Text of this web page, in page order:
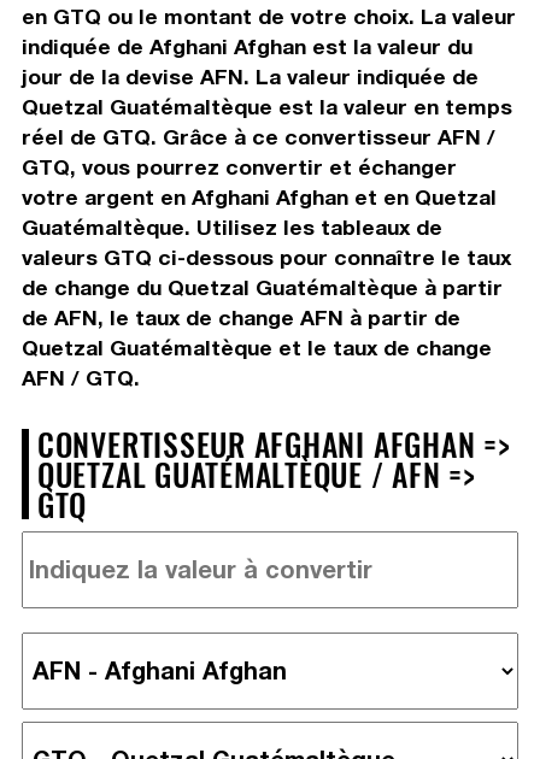
en GTQ ou le montant de votre choix. La valeur
indiquée de Afghani Afghan est la valeur du
jour de la devise AFN. La valeur indiquée de
Quetzal Guatémaltèque est la valeur en temps
réel de GTQ. Grâce à ce convertisseur AFN /
GTQ, vous pourrez convertir et échanger
votre argent en Afghani Afghan et en Quetzal
Guatémaltèque. Utilisez les tableaux de
valeurs GTQ ci-dessous pour connaître le taux
de change du Quetzal Guatémaltèque à partir
de AFN, le taux de change AFN à partir de
Quetzal Guatémaltèque et le taux de change
AFN / GTQ.
CONVERTISSEUR AFGHANI AFGHAN =>
QUETZAL GUATÉMALTÈQUE / AFN =>
GTQ